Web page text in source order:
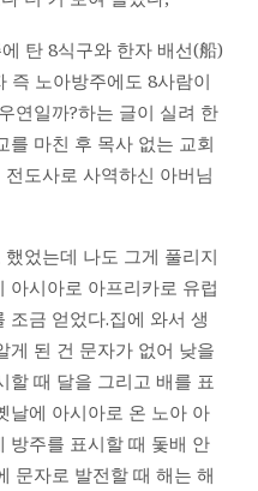
탄 8식구와 한자 배선(船)
즉 노아방주에도 8사람이
연일까?하는 글이 실려 한
를 마친 후 목사 없는 교회
도사로 사역하신 아버님
었는데 나도 그게 풀리지
아시아로 아프리카로 유럽
조금 얻었다.집에 와서 생
게 된 건 문자가 없어 낮을
할 때 달을 그리고 배를 표
날에 아시아로 온 노아 아
방주를 표시할 때 돛배 안
문자로 발전할 때 해는 해